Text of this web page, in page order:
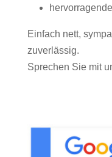
Einfach nett,
zuverlässig.
Sprechen Sie mit